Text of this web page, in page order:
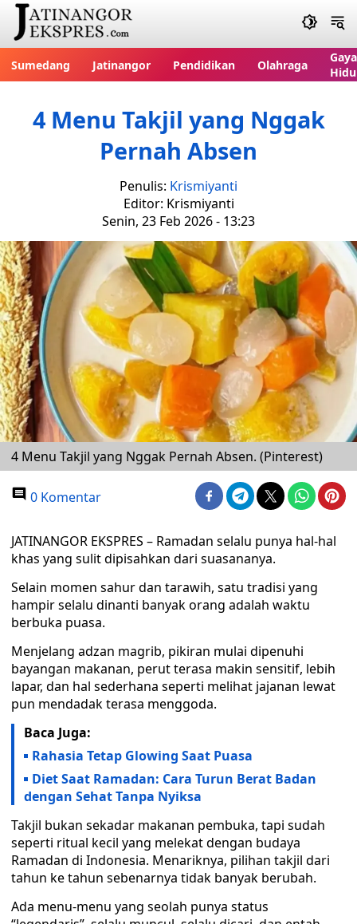
Sumedang Jatinangor Pendidikan Olahraga
Gaya
4 Menu Takjil yang Nggak
Pernah Absen
Penulis: Krismiyanti
Editor: Krismiyanti
Senin, 23 Feb 2026 - 13:23
4 Menu Takjil yang Nggak Pernah Absen. (Pinterest)
0 Komentar
JATINANGOR EKSPRES – Ramadan selalu punya hal-hal
khas yang sulit dipisahkan dari suasananya.
Selain momen sahur dan tarawih, satu tradisi yang
hampir selalu dinanti banyak orang adalah waktu
berbuka puasa.
Menjelang adzan magrib, pikiran mulai dipenuhi
bayangan makanan, perut terasa makin sensitif, lebih
lapar, dan hal sederhana seperti melihat jajanan lewat
pun mendadak terasa menggoda.
Baca Juga:
Rahasia Tetap Glowing Saat Puasa
Diet Saat Ramadan: Cara Turun Berat Badan
dengan Sehat Tanpa Nyiksa
Takjil bukan sekadar makanan pembuka, tapi sudah
seperti ritual kecil yang melekat dengan budaya
Ramadan di Indonesia. Menariknya, pilihan takjil dari
tahun ke tahun sebenarnya tidak banyak berubah.
Ada menu-menu yang seolah punya status